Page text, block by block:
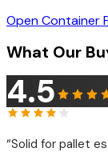
Open Container
What Our
4.5
“Solid for pallet